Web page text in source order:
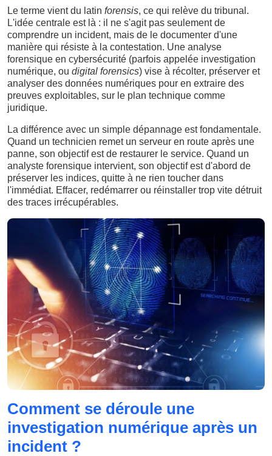
Le terme vient du latin forensis, ce qui relève du tribunal.
L'idée centrale est là : il ne s'agit pas seulement de
comprendre un incident, mais de le documenter d'une
manière qui résiste à la contestation. Une analyse
forensique en cybersécurité (parfois appelée investigation
numérique, ou digital forensics) vise à récolter, préserver et
analyser des données numériques pour en extraire des
preuves exploitables, sur le plan technique comme
juridique.
La différence avec un simple dépannage est fondamentale.
Quand un technicien remet un serveur en route après une
panne, son objectif est de restaurer le service. Quand un
analyste forensique intervient, son objectif est d'abord de
préserver les indices, quitte à ne rien toucher dans
l'immédiat. Effacer, redémarrer ou réinstaller trop vite détruit
des traces irrécupérables.
Comment se déroule une
investigation numérique après un
incident ?